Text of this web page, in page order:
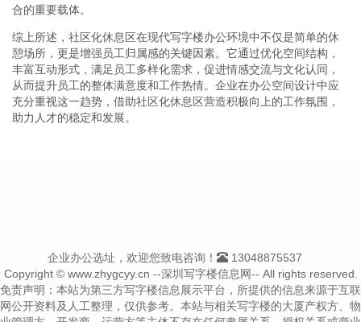
合的重要载体。
综上所述，社区化休息区在现代写字楼办公环境中不仅是简单的休
憩场所，更是增强员工归属感的关键因素。它通过优化空间结构，
丰富互动形式，满足员工多样化需求，促进情感交流与文化认同，
从而提升员工的整体满意度和工作热情。企业在办公空间设计中应
充分重视这一趋势，借助社区化休息区营造积极向上的工作氛围，
助力人才的稳定和发展。
企业办公选址，欢迎您致电咨询！
13048875537
Copyright © www.zhygcyy.cn --深圳写字楼信息网-- All rights reserved.
免责声明：本站为第三方写字楼信息展示平台，所提供的信息来源于互联
网公开资料及人工整理，仅供参考。本站与相关写字楼的大厦产权方、物